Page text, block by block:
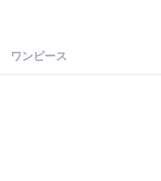
ワンピース